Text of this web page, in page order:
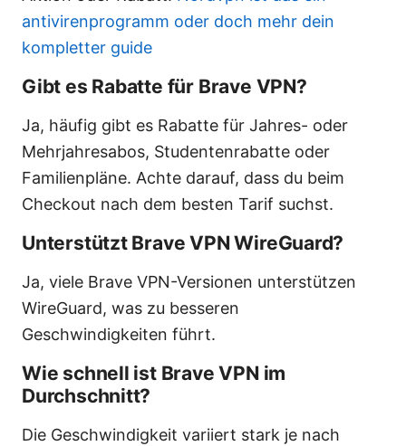
antivirenprogramm oder doch mehr dein
kompletter guide
Gibt es Rabatte für Brave VPN?
Ja, häufig gibt es Rabatte für Jahres- oder
Mehrjahresabos, Studentenrabatte oder
Familienpläne. Achte darauf, dass du beim
Checkout nach dem besten Tarif suchst.
Unterstützt Brave VPN WireGuard?
Ja, viele Brave VPN-Versionen unterstützen
WireGuard, was zu besseren
Geschwindigkeiten führt.
Wie schnell ist Brave VPN im
Durchschnitt?
Die Geschwindigkeit variiert stark je nach